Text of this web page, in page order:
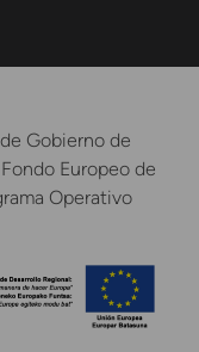
Gobierno de
Europeo de
Operativo